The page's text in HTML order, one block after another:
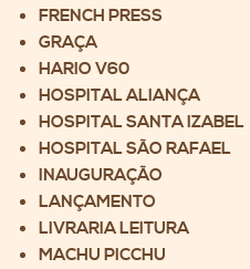
FRENCH PRESS
GRAÇA
HARIO V60
HOSPITAL ALIANÇA
HOSPITAL SANTA IZABEL
HOSPITAL SÃO RAFAEL
INAUGURAÇÃO
LANÇAMENTO
LIVRARIA LEITURA
MACHU PICCHU